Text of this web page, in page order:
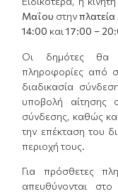
Μαΐου στην
14:00 και 17:00 –
Οι δημότες θα
πληροφορίες από
διαδικασία
υποβολή αίτησης
σύνδεσης, καθώς
την επέκταση του
περιοχή τους.
Για πρόσθετες
απευθύνονται